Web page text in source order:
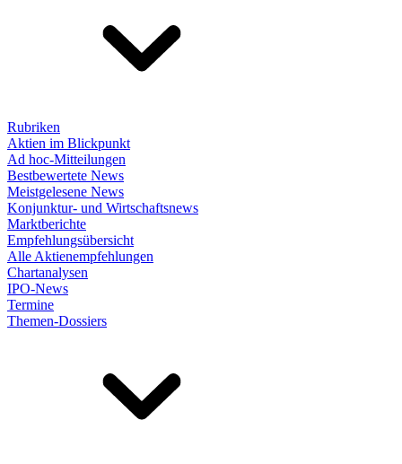
Rubriken
Aktien im Blickpunkt
Ad hoc-Mitteilungen
Bestbewertete News
Meistgelesene News
Konjunktur- und Wirtschaftsnews
Marktberichte
Empfehlungsübersicht
Alle Aktienempfehlungen
Chartanalysen
IPO-News
Termine
Themen-Dossiers